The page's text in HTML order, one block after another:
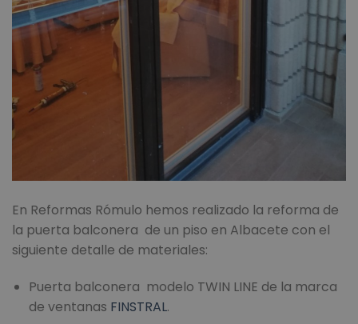
En Reformas Rómulo hemos realizado la reforma de
la puerta balconera de un piso en Albacete con el
siguiente detalle de materiales:
Puerta balconera modelo TWIN LINE de la marca
de ventanas FINSTRAL.